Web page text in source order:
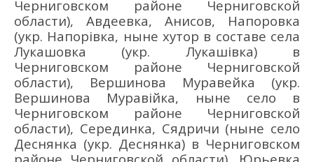
Черниговском районе Черниговской
области), Авдеевка, Анисов, Напоровка
(укр. Напорівка, ныне хутор в составе села
Лукашовка (укр. Лукашівка) в
Черниговском районе Черниговской
области), Вершинова Муравейка (укр.
Вершинова Муравійка, ныне село в
Черниговском районе Черниговской
области), Серединка, Сядричи (ныне село
Деснянка (укр. Деснянка) в Черниговском